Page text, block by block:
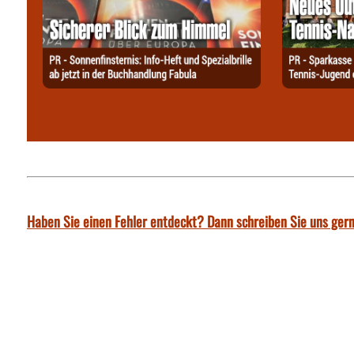
Haben Sie einen Fehler entdeckt? Dann schreiben Sie uns